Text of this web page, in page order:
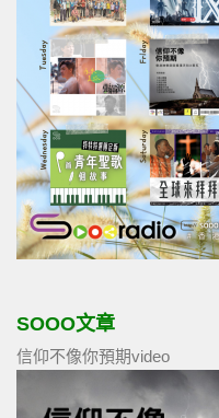
SOOO文章
信仰不像你預期video